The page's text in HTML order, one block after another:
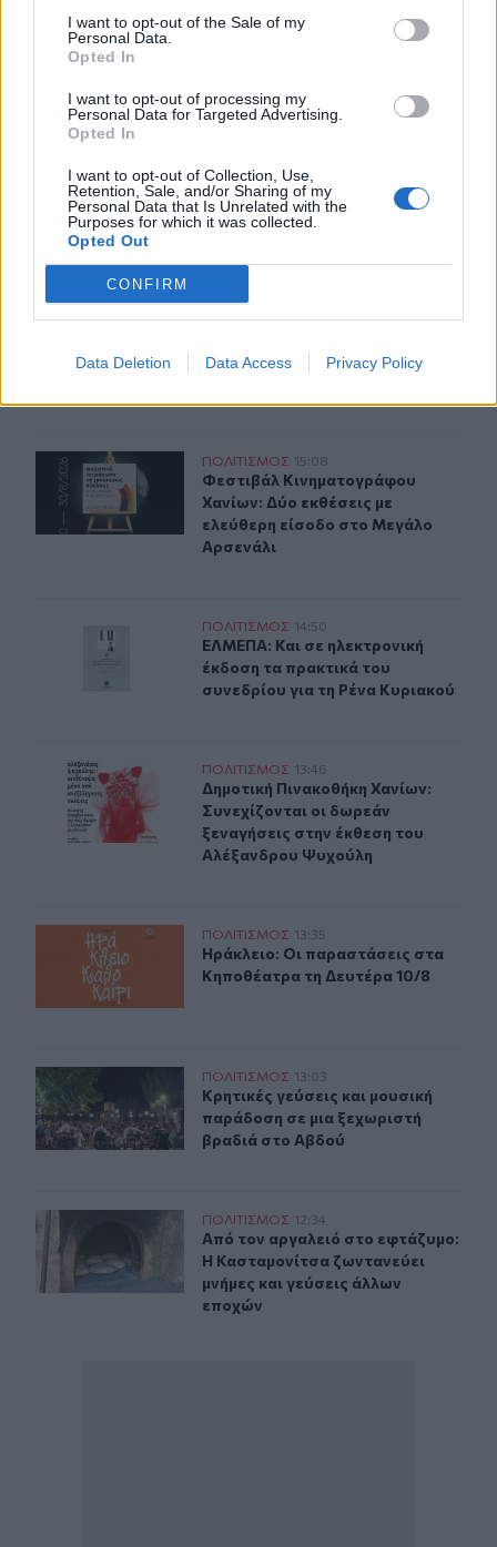
I want to opt-out of the Sale of my
Personal Data.
Opted In
I want to opt-out of processing my
Personal Data for Targeted Advertising.
Opted In
I want to opt-out of Collection, Use,
Retention, Sale, and/or Sharing of my
Personal Data that Is Unrelated with the
Purposes for which it was collected.
Opted Out
CONFIRM
Data Deletion Data Access Privacy Policy
14:39
Καπετανιανά
Θέουτα: Ταυτοποιούν τα θύματα της μαζικής εισροής
ΣΧΕΤΙΚA AΡΘΡΑ
Δύο ξεχωριστές εκθέσεις του Φεστιβάλ
ΠΟΛΙΤΙΣΜΟΣ 15:08
Φεστιβάλ Κινηματογράφου
Φεστιβάλ Κινηματογράφου
Χανίων: Δύο εκθέσεις με
ελεύθερη είσοδο στο Μεγάλο
Αρσενάλι
ΕΛΜΕΠΑ: Και σε ηλεκτρονική έκδοση τα πρακτικά του
ΠΟΛΙΤΙΣΜΟΣ 14:50
ΕΛΜΕΠΑ: Και σε ηλεκτρονική
ΕΛΜΕΠΑ: Και σε ηλεκτρονική
έκδοση τα πρακτικά του
συνεδρίου για τη Ρένα Κυριακού
Δημοτική Πινακοθήκη Χανίων: Συνεχίζονται οι
ΠΟΛΙΤΙΣΜΟΣ 13:46
Δημοτική Πινακοθήκη Χανίων:
Δημοτική Πινακοθήκη Χανίων:
Συνεχίζονται οι δωρεάν
ξεναγήσεις στην έκθεση του
Αλέξανδρου Ψυχούλη
Ηράκλειο: Οι παραστάσεις στα Κηποθέατρα τη
ΠΟΛΙΤΙΣΜΟΣ 13:35
Ηράκλειο: Οι παραστάσεις στα
Ηράκλειο: Οι παραστάσεις στα
Κηποθέατρα τη Δευτέρα 10/8
Κρητικές γεύσεις και μουσική παράδοση σε μια
ΠΟΛΙΤΙΣΜΟΣ 13:03
Κρητικές γεύσεις και μουσική
Κρητικές γεύσεις και μουσική
παράδοση σε μια ξεχωριστή
βραδιά στο Αβδού
Κασταμονίτσα: Η Γιορτή του Εφτάζυμου αναβιώνει
ΠΟΛΙΤΙΣΜΟΣ 12:34
Από τον αργαλειό στο εφτάζυμο: Η
Από τον αργαλειό στο εφτάζυμο:
Η Κασταμονίτσα ζωντανεύει
μνήμες και γεύσεις άλλων
εποχών